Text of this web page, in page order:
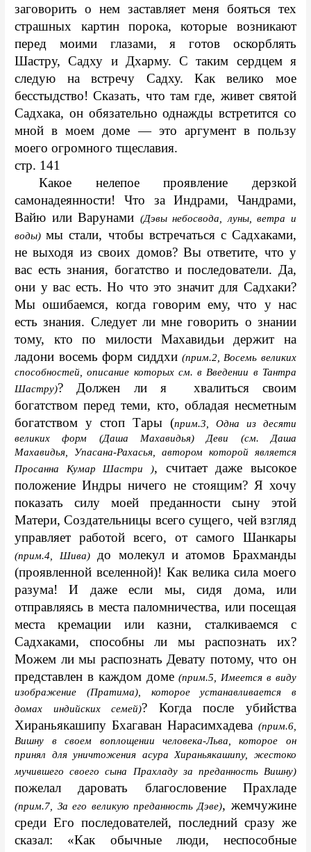
заговорить о нем заставляет меня бояться тех
страшных картин порока, которые возникают
перед моими глазами, я готов оскорблять
Шастру, Садху и Дхарму. С таким сердцем я
следую на встречу Садху. Как велико мое
бесстыдство! Сказать, что там где, живет святой
Садхака, он обязательно однажды встретится со
мной в моем доме — это аргумент в пользу
моего огромного тщеславия.
стр. 141
самонадеянности! Что за Индрами, Чандрами,
Вайю или Варунами (Дэвы небосвода, луны, ветра и
воды) мы стали, чтобы встречаться с Садхаками,
не выходя из своих домов? Вы ответите, что у
вас есть знания, богатство и последователи. Да,
они у вас есть. Но что это значит для Садхаки?
Мы ошибаемся, когда говорим ему, что у нас
есть знания. Cледует ли мне говорить о знании
тому, кто по милости Махавидьи держит на
ладони восемь форм сиддхи (прим.2, Восемь великих
способностей, описание которых см. в Введении в Тантра
Шастру)? Должен ли я  хвалиться своим
богатством перед теми, кто, обладая несметным
богатством у стоп Тары (прим.3, Одна из десяти
великих форм (Даша Махавидья) Деви (см. Даша
Махавидья, Упасана-Рахасья, автором которой является
Просанна Кумар Шастри ), считает даже высокое
положение Индры ничего не стоящим? Я хочу
показать силу моей преданности сыну этой
Матери, Создательницы всего сущего, чей взгляд
управляет работой всего, от самого Шанкары
(прим.4, Шива) до молекул и атомов Брахманды
(проявленной вселенной)! Как велика сила моего
разума! И даже если мы, сидя дома, или
отправляясь в места паломничества, или посещая
места кремации или казни, сталкиваемся с
Садхаками, способны ли мы распознать их?
Можем ли мы распознать Девату потому, что он
представлен в каждом доме (прим.5, Имеется в виду
изображение (Пратима), которое устанавливается в
домах индийских семей)? Когда после убийства
Хираньякашипу Бхагаван Нарасимхадева (прим.6,
Вишну в своем воплощении человека-Льва, которое он
принял для уничтожения асура Хираньякашипу, жестоко
мучившего своего сына Прахладу за преданность Вишну)
пожелал даровать благословение Прахладе
(прим.7, За его великую преданность Дэве), жемчужине
среди Eго последователей, последний сразу же
сказал: «Как обычные люди, неспособные